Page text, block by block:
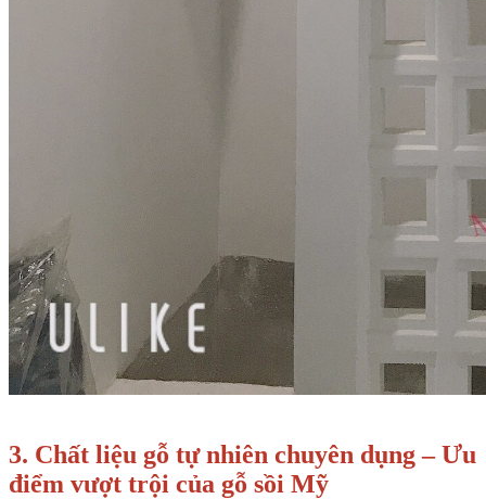
3. Chất liệu gỗ tự nhiên chuyên dụng – Ưu
điểm vượt trội của gỗ sồi Mỹ